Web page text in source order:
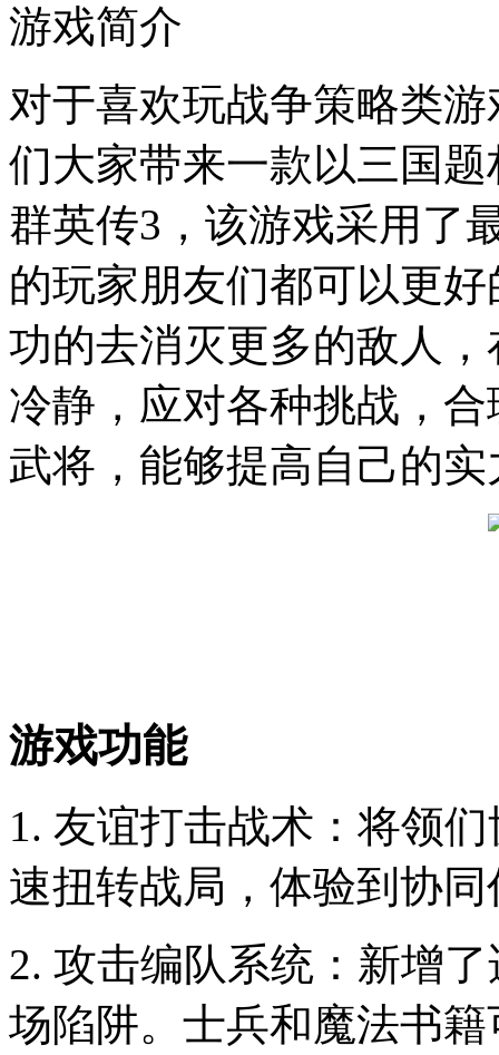
游戏简介
对于喜欢玩战争策略类
们大家带来一款以三国
群英传3，该游戏采用了
的玩家朋友们都可以更
功的去消灭更多的敌人
冷静，应对各种挑战，
武将，能够提高自己的
游戏功能
1. 友谊打击战术：将领
速扭转战局，体验到协
2. 攻击编队系统：新增
场陷阱。士兵和魔法书